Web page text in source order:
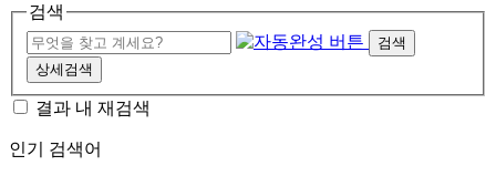
검색
검색
상세검색
결과 내 재검색
인기 검색어